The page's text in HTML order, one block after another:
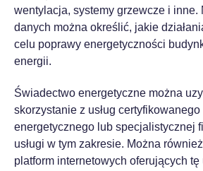
wentylacja, systemy grzewcze i inne.
danych można określić, jakie
celu poprawy energetyczności
energii.
Świadectwo energetyczne można
skorzystanie z usług certyfikowanego
energetycznego lub specjalistycznej
usługi w tym zakresie. Można
platform internetowych oferujących tę